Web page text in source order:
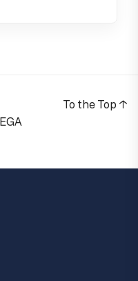
To the Top ↑